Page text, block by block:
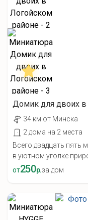
Домик для двоих в
34 км от Минска
2 дома на 2 места
Всего двадцать пять
в уютном уголке
от250р.за дом